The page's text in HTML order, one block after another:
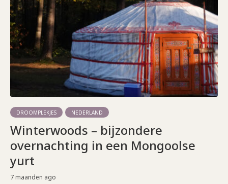
DROOMPLEKJES NEDERLAND
Winterwoods – bijzondere
overnachting in een Mongoolse
yurt
7 maanden ago